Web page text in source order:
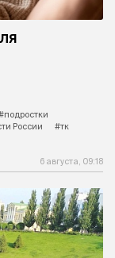
России #тк
6 августа, 09:18